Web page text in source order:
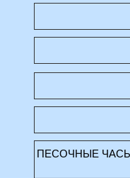
ПЕСОЧНЫЕ